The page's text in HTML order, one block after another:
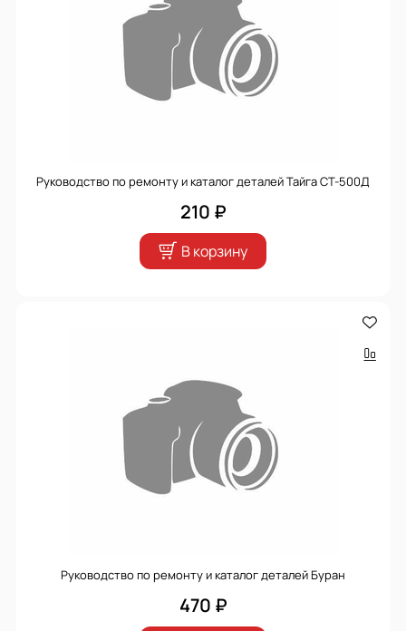
Руководство по ремонту и каталог деталей Тайга СТ-500Д
210 ₽
В корзину
Руководство по ремонту и каталог деталей Буран
470 ₽